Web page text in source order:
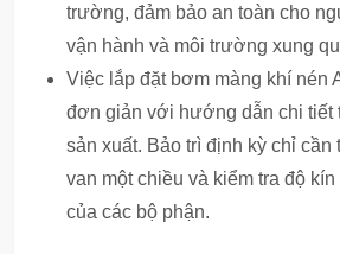
trường, đảm bảo an toàn cho
vận hành và môi trường xung
Việc lắp đặt bơm màng khí nén
đơn giản với hướng dẫn chi tiết
sản xuất. Bảo trì định kỳ chỉ cần
van một chiều và kiểm tra độ kín
của các bộ phận.